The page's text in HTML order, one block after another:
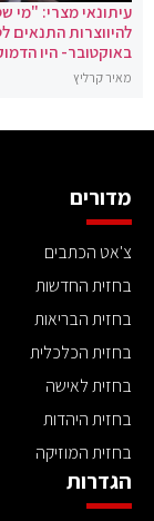
עיתונאי מצרי: "מי
להיווצרות התנאים
באוקטובר- היו
מאיר קרליץ
מדורים
צ'אט הכתבים
בחזית החדשות
בחזית הבריאות
בחזית הכלכלית
בחזית לאישה
בחזית היהדות
בחזית המוזיקה
הגדרות